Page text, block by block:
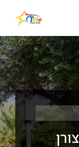
Button used